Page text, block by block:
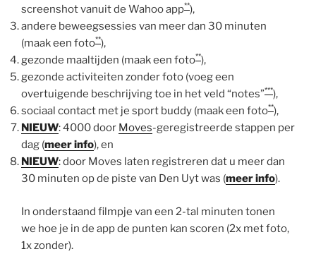
screenshot vanuit de Wahoo app**),
andere beweegsessies van meer dan 30 minuten
(maak een foto**),
gezonde maaltijden (maak een foto**),
gezonde activiteiten zonder foto (voeg een
overtuigende beschrijving toe in het veld “notes”***),
sociaal contact met je sport buddy (maak een foto**),
NIEUW: 4000 door Moves-geregistreerde stappen per
dag (meer info), en
NIEUW: door Moves laten registreren dat u meer dan
30 minuten op de piste van Den Uyt was (meer info).
In onderstaand filmpje van een 2-tal minuten tonen
we hoe je in de app de punten kan scoren (2x met foto,
1x zonder).